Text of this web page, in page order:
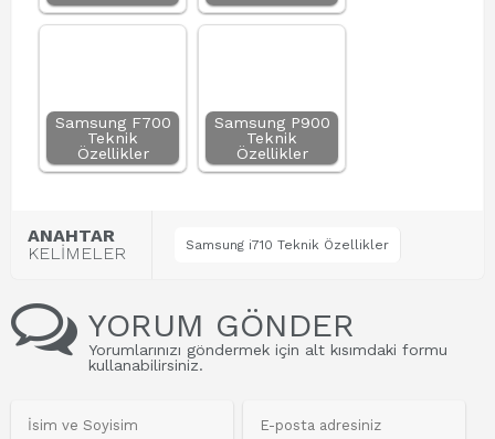
Samsung F700
Teknik
Özellikler
Samsung P900
Teknik
Özellikler
ANAHTAR
KELİMELER
Samsung i710 Teknik Özellikler
YORUM GÖNDER
Yorumlarınızı göndermek için alt kısımdaki formu
kullanabilirsiniz.